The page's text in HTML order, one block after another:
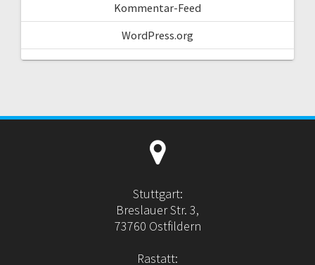
Kommentar-Feed
WordPress.org
Stuttgart:
Breslauer Str. 3,
73760 Ostfildern
Rastatt: